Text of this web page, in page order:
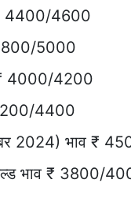
4400/4600
5000
₹ 4000/4200
4400
2024) भाव ₹
भाव ₹ 3800/